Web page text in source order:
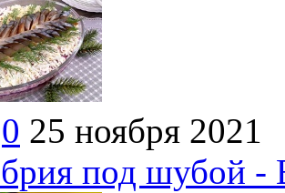
0 25 ноября 2021
под шубой -